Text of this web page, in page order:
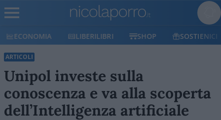
ECONOMIA LIBERILIBRI SHOP SOSTIENICI
ARTICOLI
Unipol investe sulla
conoscenza e va alla scoperta
dell’Intelligenza artificiale